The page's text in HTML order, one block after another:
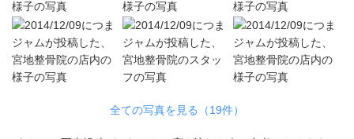
全ての写真を見る（19件）